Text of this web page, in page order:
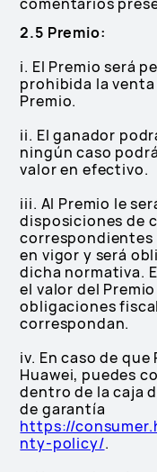
2.5 Premio:
i. El Premio será
prohibida la
Premio.
ii. El ganador
ningún caso
valor en efectivo.
iii. Al Premio le
disposiciones de
correspondientes
en vigor y será
dicha normativa.
el valor del
obligaciones
correspondan.
iv. En caso de
Huawei, puedes
dentro de la caja
de garantía
https://
nty-policy/.